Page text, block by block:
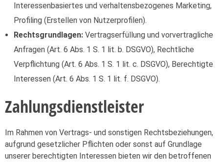
Interessenbasiertes und verhaltensbezogenes Marketing,
Profiling (Erstellen von Nutzerprofilen).
Rechtsgrundlagen:Vertragserfüllung und vorvertragliche
Anfragen (Art. 6 Abs. 1 S. 1 lit. b. DSGVO), Rechtliche
Verpflichtung (Art. 6 Abs. 1 S. 1 lit. c. DSGVO), Berechtigte
Interessen (Art. 6 Abs. 1 S. 1 lit. f. DSGVO).
Zahlungsdienstleister
Im Rahmen von Vertrags- und sonstigen Rechtsbeziehungen,
aufgrund gesetzlicher Pflichten oder sonst auf Grundlage
unserer berechtigten Interessen bieten wir den betroffenen